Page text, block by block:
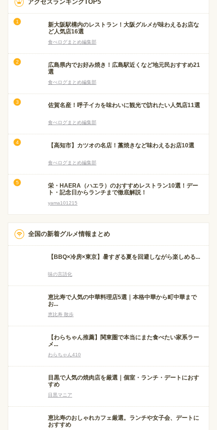
アクセスランキングTOP5
新大阪駅構内のレストラン！大阪グルメが味わえるお店な
ど人気店16選
食べログまとめ編集部
広島県内でお好み焼き！広島駅近くなど地元民おすすめ21
選
食べログまとめ編集部
佐賀名産！呼子イカを味わいに観光で訪れたい人気店11選
食べログまとめ編集部
【高知市】カツオの名店！藁焼きなど味わえるお店10選
食べログまとめ編集部
栄・HAERA（ハエラ）のおすすめレストラン10選！デー
ト・記念日からランチまで徹底解説！
yama101215
全国の新着グルメ情報まとめ
【BBQ×冷房×東京】暑すぎる夏を回避しながら楽しめる...
味の言語化
恵比寿で人気の中華料理店5選｜本格中華から町中華まで
お...
恵比寿 散歩
【わらちゃん推薦】関東圏で本当にまた食べたい家系ラー
メ...
わらちゃん410
目黒で人気の焼肉店を厳選｜個室・ランチ・デートにおす
すめ
目黒マニア
恵比寿のおしゃれカフェ厳選。ランチや女子会、デートに
おすすめ